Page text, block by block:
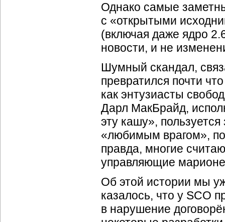
Однако самые
с «открытыми
(включая даже ядро
новости, и не
Шумный скандал,
превратился почти
как энтузиасты
Дарл МакБрайд,
эту кашу»,
«любимым врагом»,
правда, многие
управляющие
Об этой истории мы
казалось, что у SCO
в нарушение